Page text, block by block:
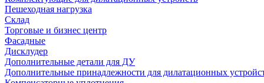
Пешеходная нагрузка
Склад
Торговые и бизнес центр
Фасадные
Дисклудер
Дополнительные детали для ДУ
Дополнительные принадлежности для дилатационных